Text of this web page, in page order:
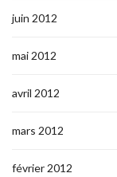
juin 2012
mai 2012
avril 2012
mars 2012
février 2012